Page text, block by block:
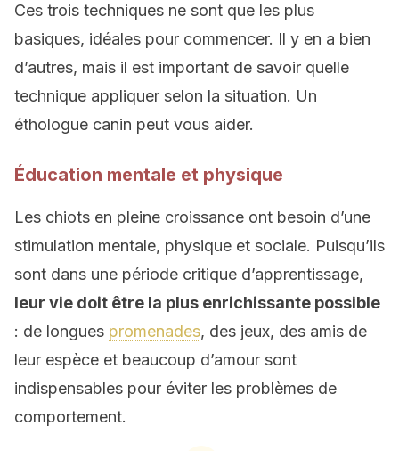
Ces trois techniques ne sont que les plus
basiques, idéales pour commencer. Il y en a bien
d’autres, mais il est important de savoir quelle
technique appliquer selon la situation. Un
éthologue canin peut vous aider.
Éducation mentale et physique
Les chiots en pleine croissance ont besoin d’une
stimulation mentale, physique et sociale. Puisqu’ils
sont dans une période critique d’apprentissage,
leur vie doit être la plus enrichissante possible
: de longues promenades, des jeux, des amis de
leur espèce et beaucoup d’amour sont
indispensables pour éviter les problèmes de
comportement.